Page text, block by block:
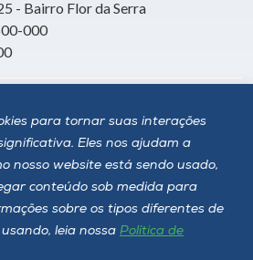
para tornar suas interações
Eles nos ajudam a
nosso website está sendo usado,
conteúdo sob medida para
sobre os tipos diferentes de
leia nossa Política de
- Bairro Flor da Serra
000